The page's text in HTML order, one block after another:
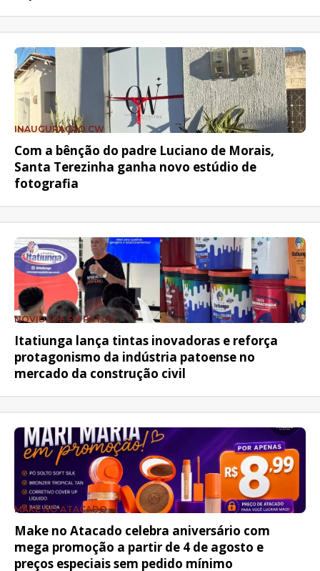
INAUGURAÇÃO CW
Com a bênção do padre Luciano de Morais,
Santa Terezinha ganha novo estúdio de
fotografia
NOVIDADE EM PATOS
Itatiunga lança tintas inovadoras e reforça
protagonismo da indústria patoense no
mercado da construção civil
MAKE NO ATACADO
Make no Atacado celebra aniversário com
mega promoção a partir de 4 de agosto e
preços especiais sem pedido mínimo